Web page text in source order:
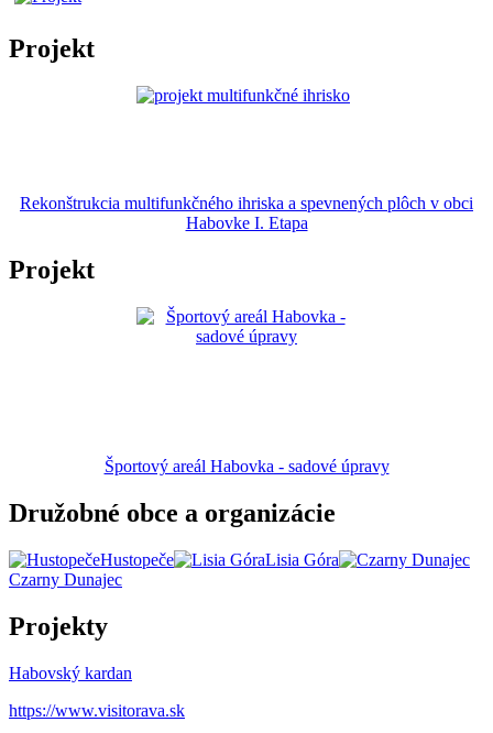
Projekt
Rekonštrukcia multifunkčného ihriska a spevnených plôch v obci
Habovke I. Etapa
Projekt
Športový areál Habovka - sadové úpravy
Družobné obce a organizácie
Hustopeče
Lisia Góra
Czarny Dunajec
Projekty
Habovský kardan
https://www.visitorava.sk